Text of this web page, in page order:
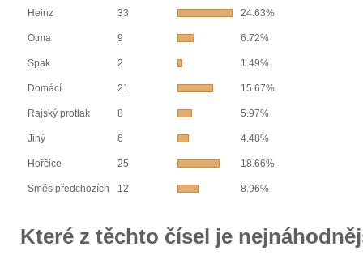
Heinz 33 24.63%
Otma 9 6.72%
Spak 2 1.49%
Domácí 21 15.67%
Rajský protlak 8 5.97%
Jiný 6 4.48%
Hořčice 25 18.66%
Směs předchozích 12 8.96%
Které z těchto čísel je